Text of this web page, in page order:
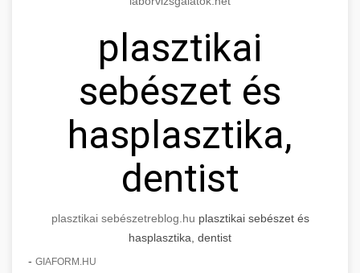
plasztikai
sebészet és
hasplasztika,
dentist
plasztikai sebészetreblog.hu plasztikai sebészet és
hasplasztika, dentist
- GIAFORM.HU